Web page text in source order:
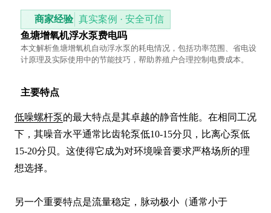
商家经验 真实案例 · 安全可信
鱼塘增氧机浮水泵费电吗
本文解析鱼塘增氧机自动浮水泵的耗电情况，包括功率范围、省电设
计原理及实际使用中的节能技巧，帮助养殖户合理控制电费成本。
主要特点
低噪螺杆泵的最大特点是其卓越的静音性能。在相同工况
下，其噪音水平通常比齿轮泵低10-15分贝，比离心泵低
15-20分贝。这使得它成为对环境噪音要求严格场所的理
想选择。
另一个重要特点是流量稳定，脉动极小（通常小于